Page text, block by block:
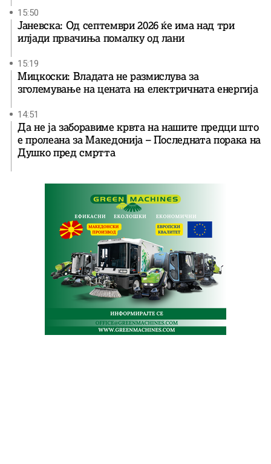
15:50
Јаневска: Од септември 2026 ќе има над три
илјади првачиња помалку од лани
15:19
Мицкоски: Владата не размислува за
зголемување на цената на електричната енергија
14:51
Да не ја заборавиме крвта на нашите предци што
е пролеана за Македонија – Последната порака на
Душко пред смртта